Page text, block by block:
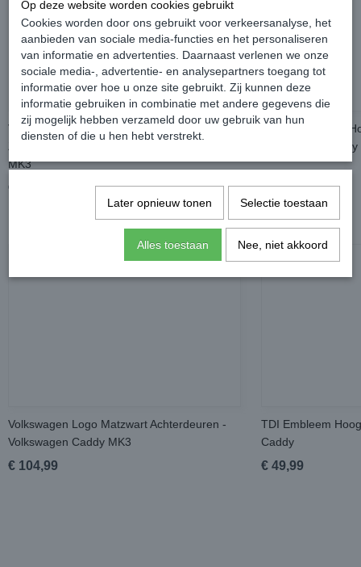
Volkswagen Logo Hoogglans Zwart / Mat
MK3
€ 144,99
Caddy Embleem
Volkswagen Caddy
€ 49,99
Volkswagen Logo Matzwart Achterdeuren -
Volkswagen Caddy MK3
€ 104,99
TDI Embleem
Caddy
€ 49,99
Op deze website worden cookies gebruikt
Cookies worden door ons gebruikt voor verkeersanalyse, het
aanbieden van sociale media-functies en het personaliseren
van informatie en advertenties. Daarnaast verlenen we onze
sociale media-, advertentie- en analysepartners toegang tot
informatie over hoe u onze site gebruikt. Zij kunnen deze
informatie gebruiken in combinatie met andere gegevens die
zij mogelijk hebben verzameld door uw gebruik van hun
diensten of die u hen hebt verstrekt.
Later opnieuw tonen Selectie toestaan
Alles toestaan Nee, niet akkoord